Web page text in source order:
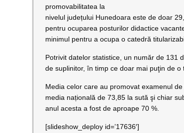
promovabilitatea la
nivelul județului Hunedoara este de doar
pentru ocuparea posturilor didactice
minimul pentru a ocupa o catedră
Potrivit datelor statistice, un număr de 131
de suplinitor, în timp ce doar mai puţin de
Media celor care au promovat examenul
media națională de 73,85 la sută şi chiar
anul acesta a fost de aproape 70 %.
[slideshow_deploy id=’17636′]